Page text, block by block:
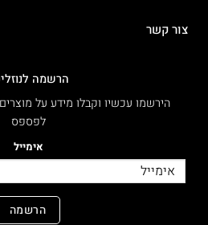
צור קשר
הרשמה
הירשמו עכשיו וקבלו מידע על
לפספס
אימייל
הרשמה